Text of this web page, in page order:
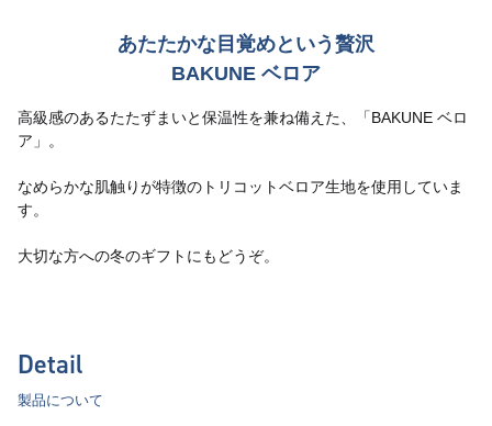
あたたかな目覚めという贅沢
BAKUNE ベロア
高級感のあるたたずまいと保温性を兼ね備えた、「BAKUNE ベロ
ア」。
なめらかな肌触りが特徴のトリコットベロア生地を使用していま
す。
大切な方への冬のギフトにもどうぞ。
Detail
製品について